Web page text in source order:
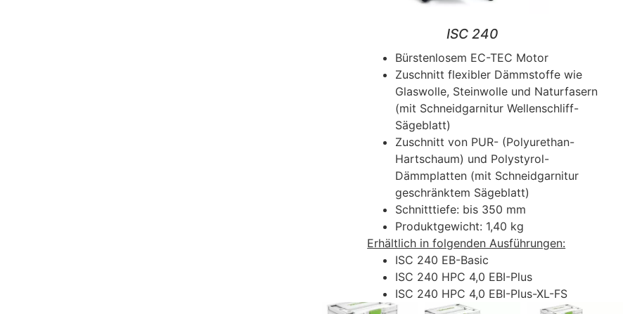
ISC 240
Bürstenlosem EC-TEC Motor
Zuschnitt flexibler Dämmstoffe wie
Glaswolle, Steinwolle und Naturfasern
(mit Schneidgarnitur Wellenschliff-
Sägeblatt)
Zuschnitt von PUR- (Polyurethan-
Hartschaum) und Polystyrol-
Dämmplatten (mit Schneidgarnitur
geschränktem Sägeblatt)
Schnitttiefe: bis 350 mm
Produktgewicht: 1,40 kg
Erhältlich in folgenden Ausführungen:
ISC 240 EB-Basic
ISC 240 HPC 4,0 EBI-Plus
ISC 240 HPC 4,0 EBI-Plus-XL-FS